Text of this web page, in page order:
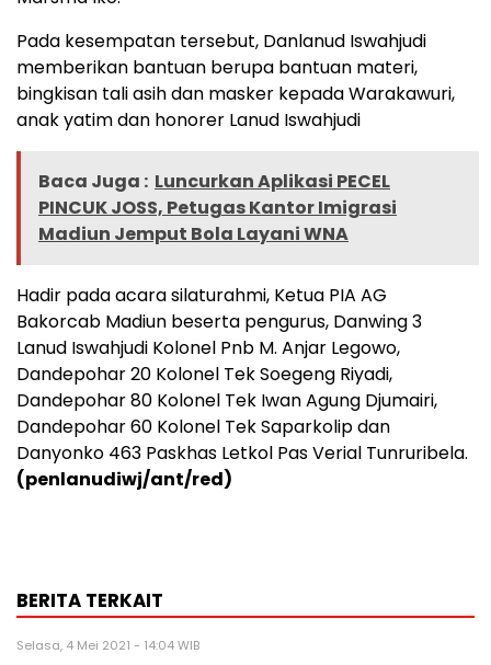
Pada kesempatan tersebut, Danlanud Iswahjudi
memberikan bantuan berupa bantuan materi,
bingkisan tali asih dan masker kepada Warakawuri,
anak yatim dan honorer Lanud Iswahjudi
Baca Juga : Luncurkan Aplikasi PECEL
PINCUK JOSS, Petugas Kantor Imigrasi
Madiun Jemput Bola Layani WNA
Hadir pada acara silaturahmi, Ketua PIA AG
Bakorcab Madiun beserta pengurus, Danwing 3
Lanud Iswahjudi Kolonel Pnb M. Anjar Legowo,
Dandepohar 20 Kolonel Tek Soegeng Riyadi,
Dandepohar 80 Kolonel Tek Iwan Agung Djumairi,
Dandepohar 60 Kolonel Tek Saparkolip dan
Danyonko 463 Paskhas Letkol Pas Verial Tunruribela.
(penlanudiwj/ant/red)
BERITA TERKAIT
Selasa, 4 Mei 2021 - 14:04 WIB